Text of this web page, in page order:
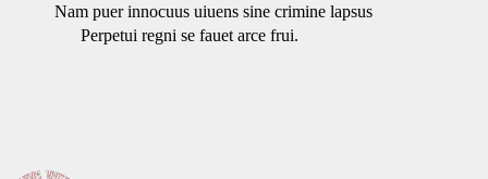
Nam puer innocuus uiuens sine crimine lapsus
Perpetui regni se fauet arce frui.